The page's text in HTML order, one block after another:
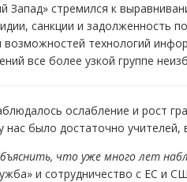
Запад» стремился к
санкции и задолженность
технологий
все более узкой группе
ослабление и рост
нас было достаточно
что уже много лет
и сотрудничество с ЕС и